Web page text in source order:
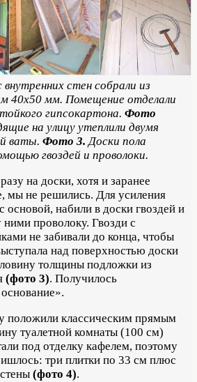
внутренних стен собрали из
40х50 мм. Помещение отделали
гипсокартона. Фото
на улицу утеплили двумя
ваты. Фото 3. Доски пола
гвоздей и проволоки.
на доски, хотя и заранее
мы не решились. Для усиления
основой, набили в доски гвоздей и
проволоку. Гвозди с
не забивали до конца, чтобы
над поверхностью доски
толщины подложки из
(фото 3). Получилось
положили классическим прямым
туалетной комнаты (100 см)
под отделку кафелем, поэтому
три плитки по 33 см плюс
(фото 4).